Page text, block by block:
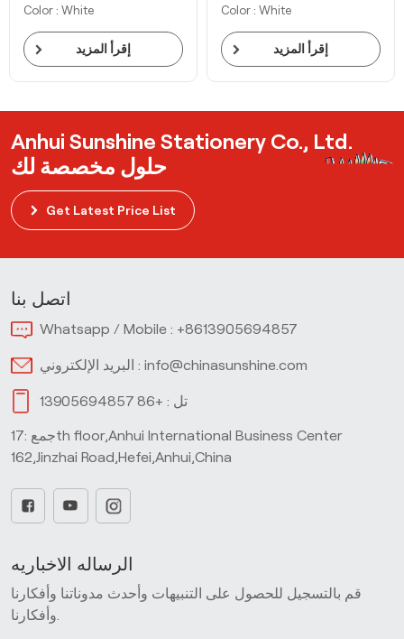
Color : White
إقرأ المزيد
Color : White
إقرأ المزيد
Anhui Sunshine Stationery Co., Ltd.
حلول مخصصة لك
Get Latest Price List
اتصل بنا
Whatsapp / Mobile : +8613905694857
البريد الإلكتروني : info@chinasunshine.com
تل : +86 13905694857
جمع :17th floor,Anhui International Business Center
162,Jinzhai Road,Hefei,Anhui,China
الرساله الاخباريه
قم بالتسجيل للحصول على التنبيهات وأحدث مدوناتنا وأفكارنا